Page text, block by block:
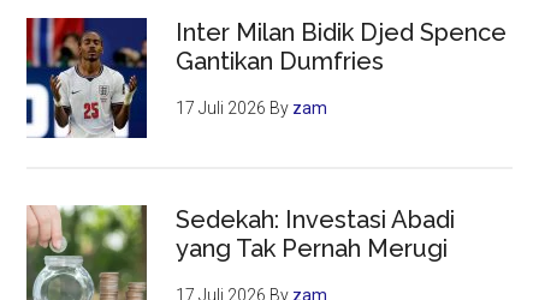
Inter Milan Bidik Djed Spence
Gantikan Dumfries
17 Juli 2026 By zam
Sedekah: Investasi Abadi
yang Tak Pernah Merugi
17 Juli 2026 By zam